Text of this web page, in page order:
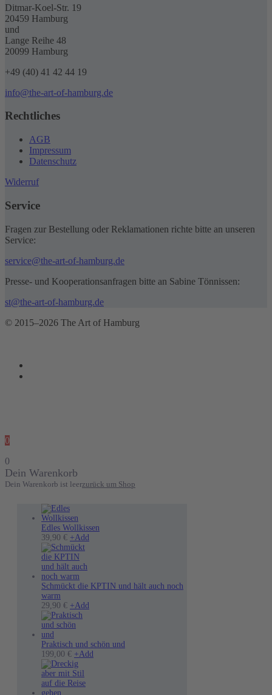
Ditmar-Koel-Str. 19
20459 Hamburg
und
Lange Reihe 48
20099 Hamburg
+49 (40) 41 42 44 19
info@the-art-of-hamburg.de
Rechtliches
AGB
Impressum
Datenschutz
Widerruf
Service
Fragen zur Bestellung oder Reklamationen richte bitte an unseren
Service:
service@the-art-of-hamburg.de
Presse- und Kooperationsanfragen bitte an Sabine Tönnissen:
st@the-art-of-hamburg.de
© 2015–2026 The Art of Hamburg
0
0
Dein Warenkorb
Dein Warenkorb ist leerzurück um Shop
Edles Wollkissen
39,90 € +Add
Schmückt die KPTIN und hält auch noch
warm
29,90 € +Add
Varianten
auf.
Praktisch und schön und
199,00 € +Add